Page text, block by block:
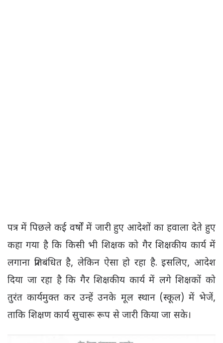
पत्र में पिछले कई वर्षों में जारी हुए आदेशों का हवाला देते हुए
कहा गया है कि किसी भी शिक्षक को गैर शिक्षकीय कार्य में
लगाना प्रतिबंधित है, लेकिन ऐसा हो रहा है. इसलिए, आदेश
दिया जा रहा है कि गैर शिक्षकीय कार्य में लगे शिक्षकों को
तुरंत कार्यमुक्त कर उन्हें उनके मूल स्थान (स्कूल) में भेजें,
ताकि शिक्षण कार्य सुचारू रूप से जारी किया जा सके।